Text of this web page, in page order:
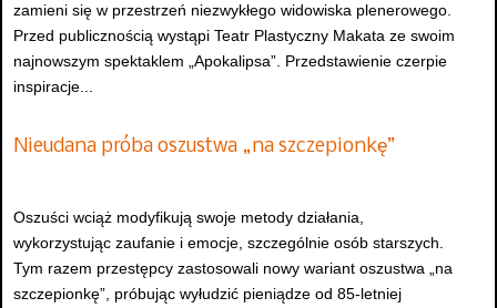
zamieni się w przestrzeń niezwykłego widowiska plenerowego.
Przed publicznością wystąpi Teatr Plastyczny Makata ze swoim
najnowszym spektaklem „Apokalipsa”. Przedstawienie czerpie
inspiracje...
Nieudana próba oszustwa „na szczepionkę”
Oszuści wciąż modyfikują swoje metody działania,
wykorzystując zaufanie i emocje, szczególnie osób starszych.
Tym razem przestępcy zastosowali nowy wariant oszustwa „na
szczepionkę”, próbując wyłudzić pieniądze od 85-letniej